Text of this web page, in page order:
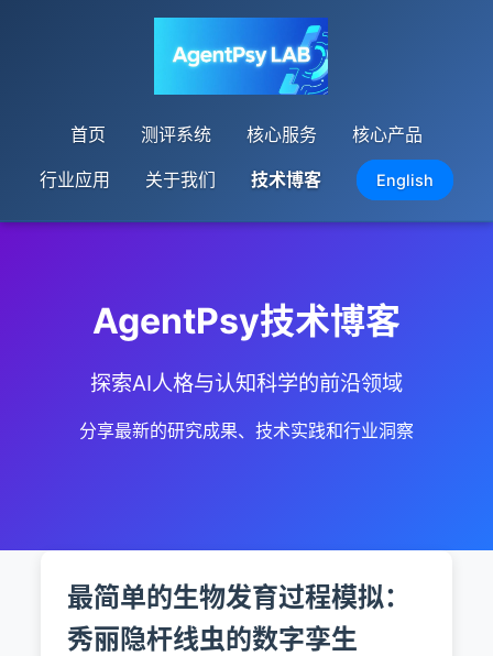
首页 测评系统 核心服务 核心产品
行业应用 关于我们 技术博客 English
AgentPsy技术博客
探索AI人格与认知科学的前沿领域
分享最新的研究成果、技术实践和行业洞察
最简单的生物发育过程模拟：
秀丽隐杆线虫的数字孪生